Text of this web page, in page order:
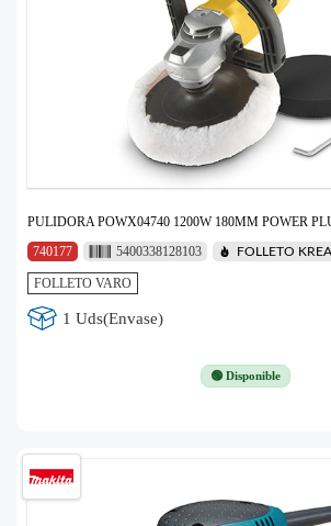
PULIDORA POWX04740 1200W 180MM POWER
740177
5400338128103 FOLLETO
FOLLETO VARO
1 Uds(Envase)
🟢 Disponible